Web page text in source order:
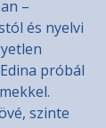
–
és nyelvi
próbál
szinte